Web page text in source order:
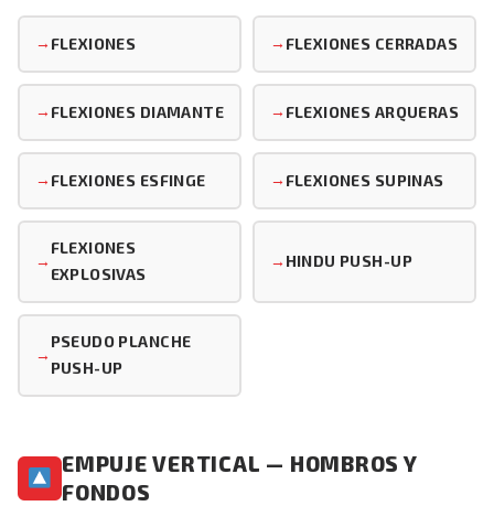
FLEXIONES FLEXIONES CERRADAS
FLEXIONES DIAMANTE FLEXIONES ARQUERAS
FLEXIONES ESFINGE FLEXIONES SUPINAS
FLEXIONES
EXPLOSIVAS
HINDU PUSH-UP
PSEUDO PLANCHE
PUSH-UP
EMPUJE VERTICAL — HOMBROS Y
FONDOS